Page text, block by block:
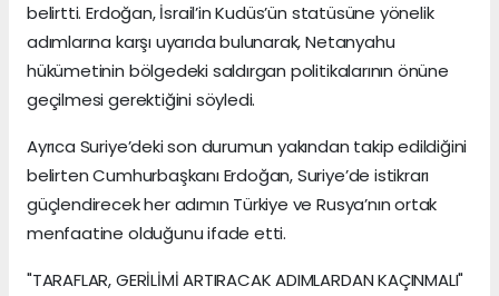
belirtti. Erdoğan, İsrail’in Kudüs’ün statüsüne yönelik
adımlarına karşı uyarıda bulunarak, Netanyahu
hükümetinin bölgedeki saldırgan politikalarının önüne
geçilmesi gerektiğini söyledi.
Ayrıca Suriye’deki son durumun yakından takip edildiğini
belirten Cumhurbaşkanı Erdoğan, Suriye’de istikrarı
güçlendirecek her adımın Türkiye ve Rusya’nın ortak
menfaatine olduğunu ifade etti.
"TARAFLAR, GERİLİMİ ARTIRACAK ADIMLARDAN KAÇINMALI"